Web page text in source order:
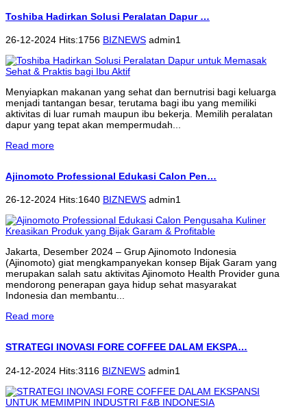
Toshiba Hadirkan Solusi Peralatan Dapur …
26-12-2024 Hits:1756 BIZNEWS admin1
Menyiapkan makanan yang sehat dan bernutrisi bagi keluarga
menjadi tantangan besar, terutama bagi ibu yang memiliki
aktivitas di luar rumah maupun ibu bekerja. Memilih peralatan
dapur yang tepat akan mempermudah...
Read more
Ajinomoto Professional Edukasi Calon Pen…
26-12-2024 Hits:1640 BIZNEWS admin1
Jakarta, Desember 2024 – Grup Ajinomoto Indonesia
(Ajinomoto) giat mengkampanyekan konsep Bijak Garam yang
merupakan salah satu aktivitas Ajinomoto Health Provider guna
mendorong penerapan gaya hidup sehat masyarakat
Indonesia dan membantu...
Read more
STRATEGI INOVASI FORE COFFEE DALAM EKSPA…
24-12-2024 Hits:3116 BIZNEWS admin1